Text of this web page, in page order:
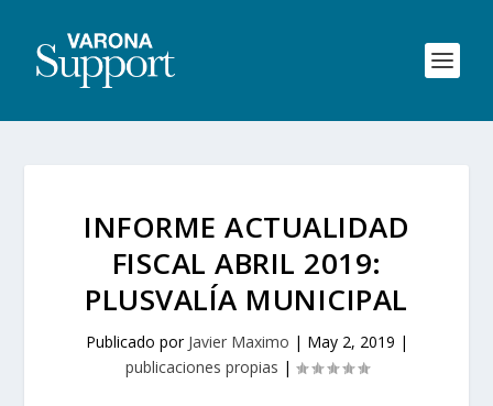
INFORME ACTUALIDAD
FISCAL ABRIL 2019:
PLUSVALÍA MUNICIPAL
Publicado por Javier Maximo | May 2, 2019 |
publicaciones propias |